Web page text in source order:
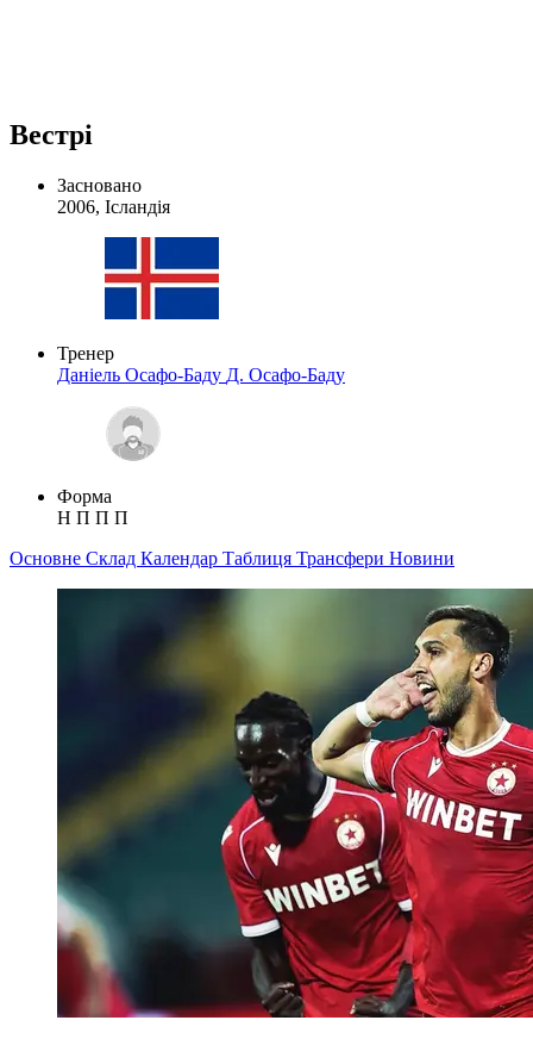
Вестрі
Засновано
2006, Ісландія
Тренер
Даніель Осафо-Баду Д. Осафо-Баду
Форма
Н П П П
Основне Склад Календар Таблиця Трансфери Новини